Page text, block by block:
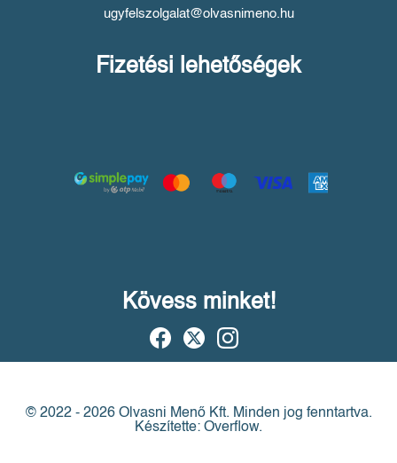
ugyfelszolgalat@olvasnimeno.hu
Fizetési lehetőségek
Kövess minket!
© 2022 - 2026 Olvasni Menő Kft. Minden jog fenntartva.
Készítette: Overflow.